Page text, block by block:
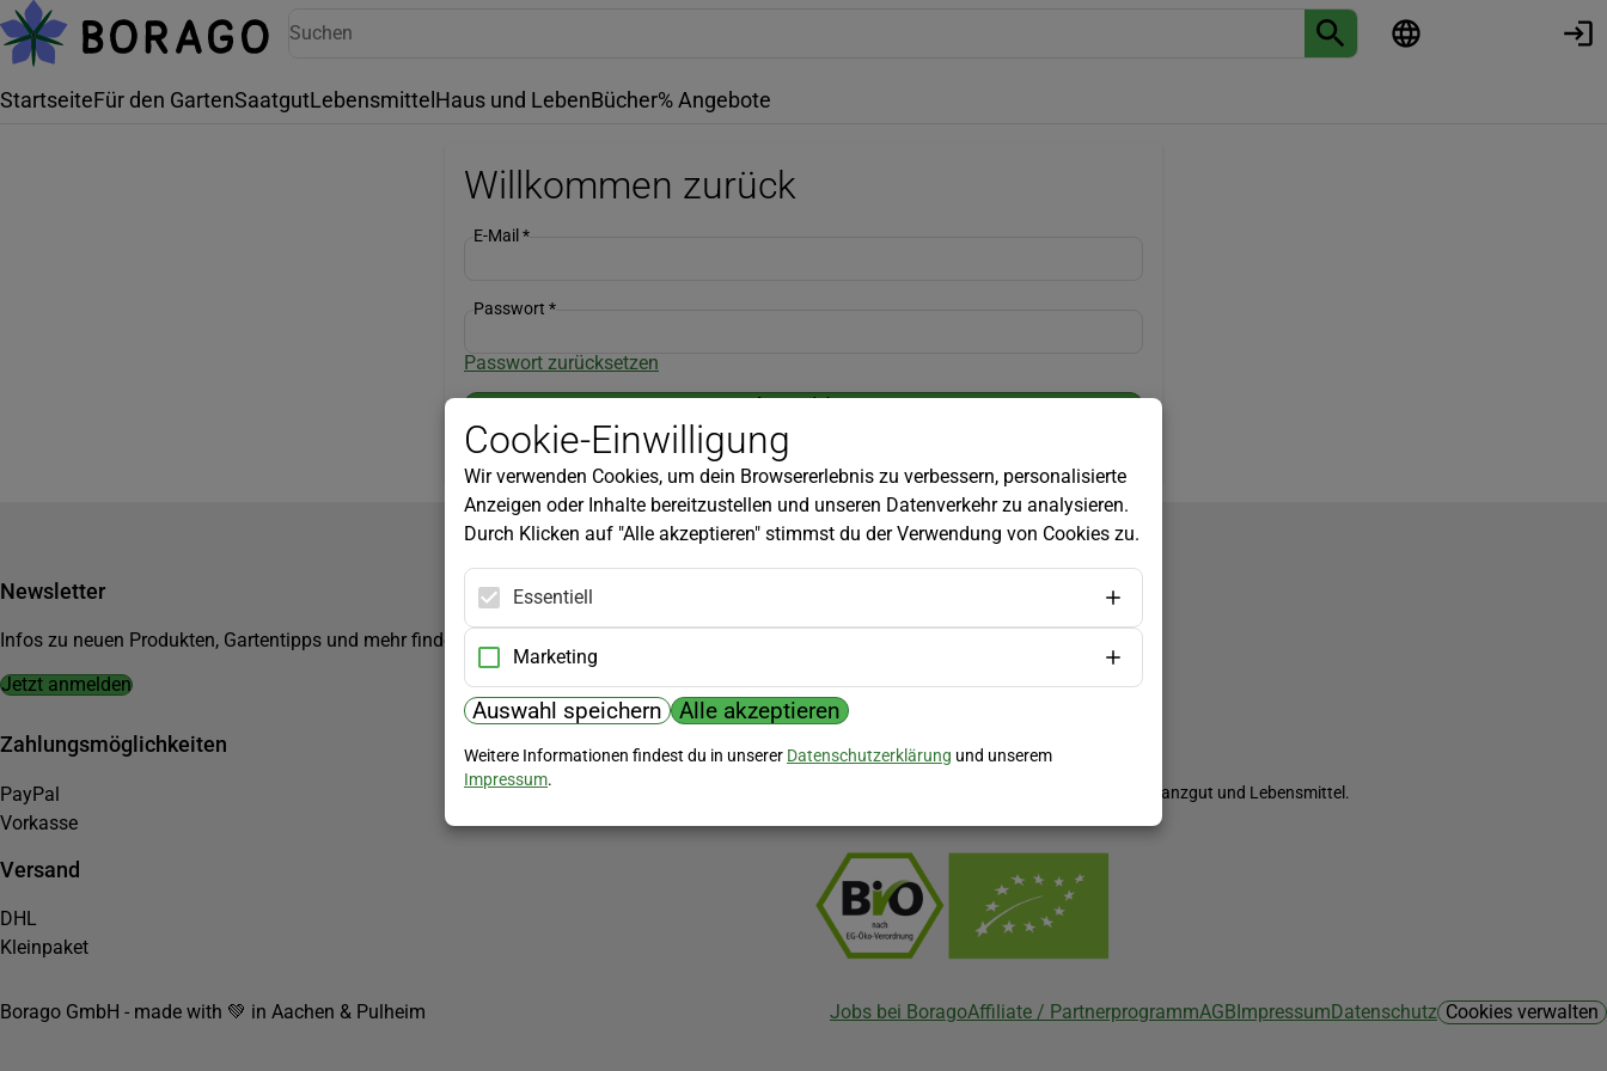
StartseiteFür den GartenSaatgutLebensmittel Haus und LebenBücher% Angebote
Willkommen zurück
E-Mail *
Passwort *
Passwort zurücksetzen
Anmelden
Du hast noch kein Konto?
Kundenkonto erstellen
Newsletter
Infos zu neuen Produkten, Gartentipps und mehr findest du in unserem Newsletter!
Jetzt anmelden
Versandkosten
Zahlungsmöglichkeiten
PayPal
Vorkasse
Versand
DHL
Kleinpaket
Biozertifizierung
Borago ist biozertifiziert im Bereich Saatgut, Pflanzgut und Lebensmittel.
Borago GmbH - made with 💚 in Aachen & Pulheim Jobs bei BoragoAffiliate / PartnerprogrammAGBImpressumDatenschutz Cookies verwalten
Cookie-Einwilligung
Wir verwenden Cookies, um dein Browsererlebnis zu verbessern, personalisierte
Anzeigen oder Inhalte bereitzustellen und unseren Datenverkehr zu analysieren.
Durch Klicken auf "Alle akzeptieren" stimmst du der Verwendung von Cookies zu.
Essentiell
Marketing
Auswahl speichern Alle akzeptieren
Weitere Informationen findest du in unserer Datenschutzerklärung und unserem
Impressum.